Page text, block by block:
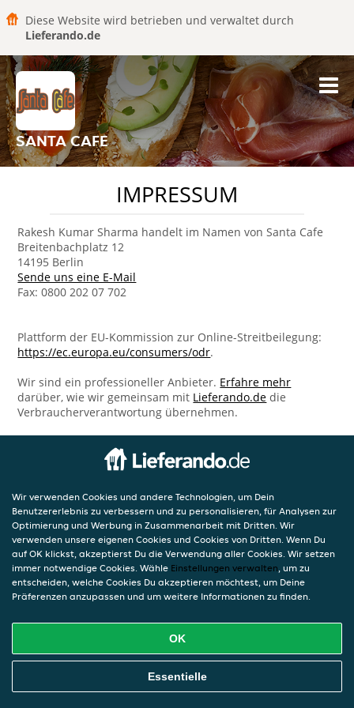
Diese Website wird betrieben und verwaltet durch
Lieferando.de
SANTA CAFE
IMPRESSUM
Rakesh Kumar Sharma handelt im Namen von Santa Cafe
Breitenbachplatz 12
14195 Berlin
Sende uns eine E-Mail
Fax: 0800 202 07 702
Plattform der EU-Kommission zur Online-Streitbeilegung:
https://ec.europa.eu/consumers/odr.
Wir sind ein professioneller Anbieter. Erfahre mehr
darüber, wie wir gemeinsam mit Lieferando.de die
Verbraucherverantwortung übernehmen.
Wir verwenden Cookies und andere Technologien, um Dein
Benutzererlebnis zu verbessern und zu personalisieren, für Analysen zur
Optimierung und Werbung in Zusammenarbeit mit Dritten. Wir
verwenden unsere eigenen Cookies und Cookies von Dritten. Wenn Du
auf OK klickst, akzeptierst Du die Verwendung aller Cookies. Wir setzen
immer notwendige Cookies. Wähle Einstellungen verwalten, um zu
entscheiden, welche Cookies Du akzeptieren möchtest, um Deine
Präferenzen anzupassen und um weitere Informationen zu finden.
OK
Essentielle